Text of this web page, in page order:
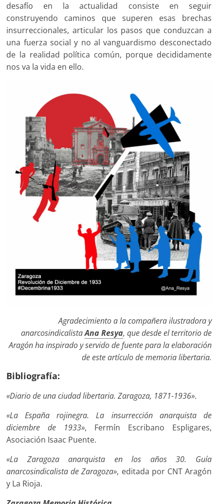
desafío en la actualidad consiste en seguir
construyendo caminos que superen esas brechas
insurreccionales, articular los pasos que conduzcan a
una fuerza social y no al vanguardismo desconectado
de la realidad política común, porque decididamente
nos va la vida en ello.
Agradecimiento a la compañera ilustradora y
anarcosindicalistaAna Resya, que desde el territorio de
Aragón ha inspirado y servido de fuente para la elaboración
de este artículo de memoria libertaria.
Bibliografía:
«Diario de una ciudad libertaria. Zaragoza, 1871-1936».
«La España rojinegra. La insurrección anarquista de
diciembre de 1933», Fermín Escribano Espligares,
Asociación Isaac Puente.
«La Zaragoza anarquista en los años 30. Guía
anarcosindicalista de Zaragoza», editada por CNT Aragón
y La Rioja.